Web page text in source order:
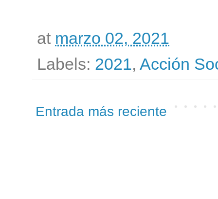
at marzo 02, 2021
Labels: 2021, Acción
Entrada más reciente